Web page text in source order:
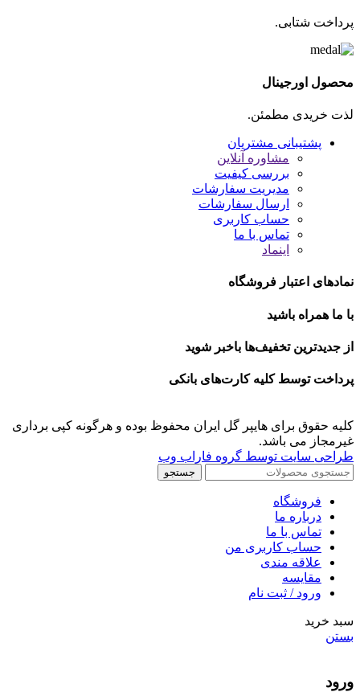
پرداخت شتابی.
محصول اورجینال
لذت خریدی مطمئن.
پشتیبانی مشتریان
مشاوره آنلاین
بررسی کیفیت
مدیریت سفارشات
ارسال سفارشات
حساب کاربری
تماس با ما
اینماد
نمادهای اعتبار فروشگاه
با ما همراه باشید
از جدیدترین تخفیف‌ها باخبر شوید
پرداخت توسط کلیه کارت‌های بانکی
کلیه حقوق برای هایپر گل ایران محفوظ بوده و هرگونه کپی برداری
غیرمجاز می باشد.
طراحی سایت توسط گروه فاراب وب
جستجو
فروشگاه
درباره ما
تماس با ما
حساب کاربری من
علاقه مندی
مقايسه
ورود / ثبت نام
سبد خرید
بستن
ورود